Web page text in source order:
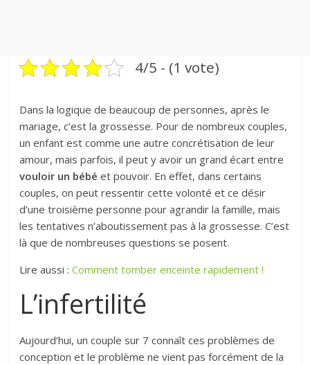
4/5 - (1 vote)
Dans la logique de beaucoup de personnes, après le
mariage, c’est la grossesse. Pour de nombreux couples,
un enfant est comme une autre concrétisation de leur
amour, mais parfois, il peut y avoir un grand écart entre
vouloir un bébé et pouvoir. En effet, dans certains
couples, on peut ressentir cette volonté et ce désir
d’une troisième personne pour agrandir la famille, mais
les tentatives n’aboutissement pas à la grossesse. C’est
là que de nombreuses questions se posent.
Lire aussi :Comment tomber enceinte rapidement !
L’infertilité
Aujourd’hui, un couple sur 7 connaît ces problèmes de
conception et le problème ne vient pas forcément de la